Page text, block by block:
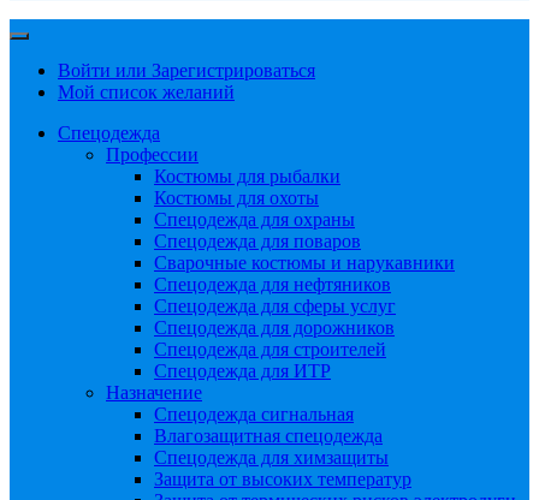
Войти или Зарегистрироваться
Мой список желаний
Спецодежда
Профессии
Костюмы для рыбалки
Костюмы для охоты
Спецодежда для охраны
Спецодежда для поваров
Сварочные костюмы и нарукавники
Спецодежда для нефтяников
Спецодежда для сферы услуг
Спецодежда для дорожников
Спецодежда для строителей
Спецодежда для ИТР
Назначение
Спецодежда сигнальная
Влагозащитная спецодежда
Спецодежда для химзащиты
Защита от высоких температур